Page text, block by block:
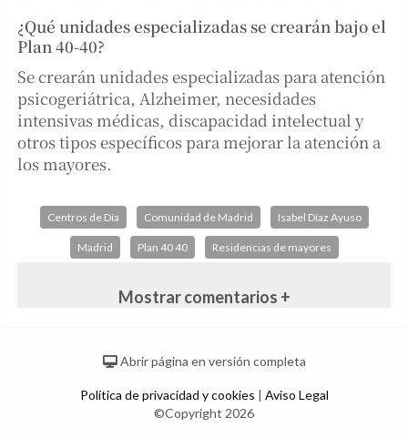
¿Qué unidades especializadas se crearán bajo el
Plan 40-40?
Se crearán unidades especializadas para atención
psicogeriátrica, Alzheimer, necesidades
intensivas médicas, discapacidad intelectual y
otros tipos específicos para mejorar la atención a
los mayores.
Centros de Día Comunidad de Madrid Isabel Díaz Ayuso
Madrid Plan 40 40 Residencias de mayores
Mostrar comentarios +
Abrir página en versión completa
Política de privacidad y cookies | Aviso Legal
©Copyright 2026